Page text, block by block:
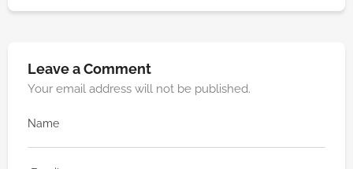
Leave a Comment
Your email address will not be published.